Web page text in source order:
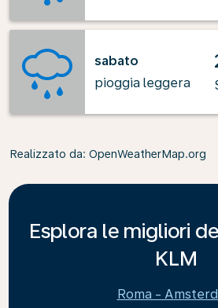
sabato
pioggia leggera
Realizzato da: OpenWeatherMap.org
Esplora le migliori
KLM
Roma -